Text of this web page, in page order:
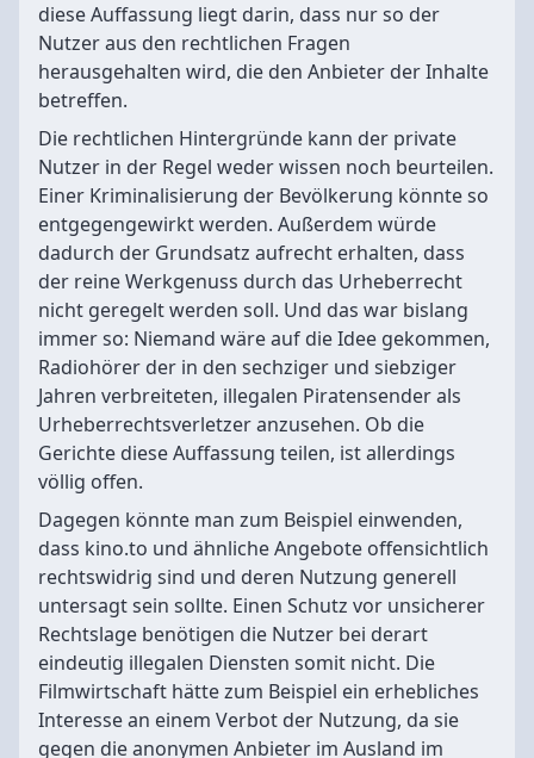
diese Auffassung liegt darin, dass nur so der
Nutzer aus den rechtlichen Fragen
herausgehalten wird, die den Anbieter der Inhalte
betreffen.
Die rechtlichen Hintergründe kann der private
Nutzer in der Regel weder wissen noch beurteilen.
Einer Kriminalisierung der Bevölkerung könnte so
entgegengewirkt werden. Außerdem würde
dadurch der Grundsatz aufrecht erhalten, dass
der reine Werkgenuss durch das Urheberrecht
nicht geregelt werden soll. Und das war bislang
immer so: Niemand wäre auf die Idee gekommen,
Radiohörer der in den sechziger und siebziger
Jahren verbreiteten, illegalen Piratensender als
Urheberrechtsverletzer anzusehen. Ob die
Gerichte diese Auffassung teilen, ist allerdings
völlig offen.
Dagegen könnte man zum Beispiel einwenden,
dass kino.to und ähnliche Angebote offensichtlich
rechtswidrig sind und deren Nutzung generell
untersagt sein sollte. Einen Schutz vor unsicherer
Rechtslage benötigen die Nutzer bei derart
eindeutig illegalen Diensten somit nicht. Die
Filmwirtschaft hätte zum Beispiel ein erhebliches
Interesse an einem Verbot der Nutzung, da sie
gegen die anonymen Anbieter im Ausland im